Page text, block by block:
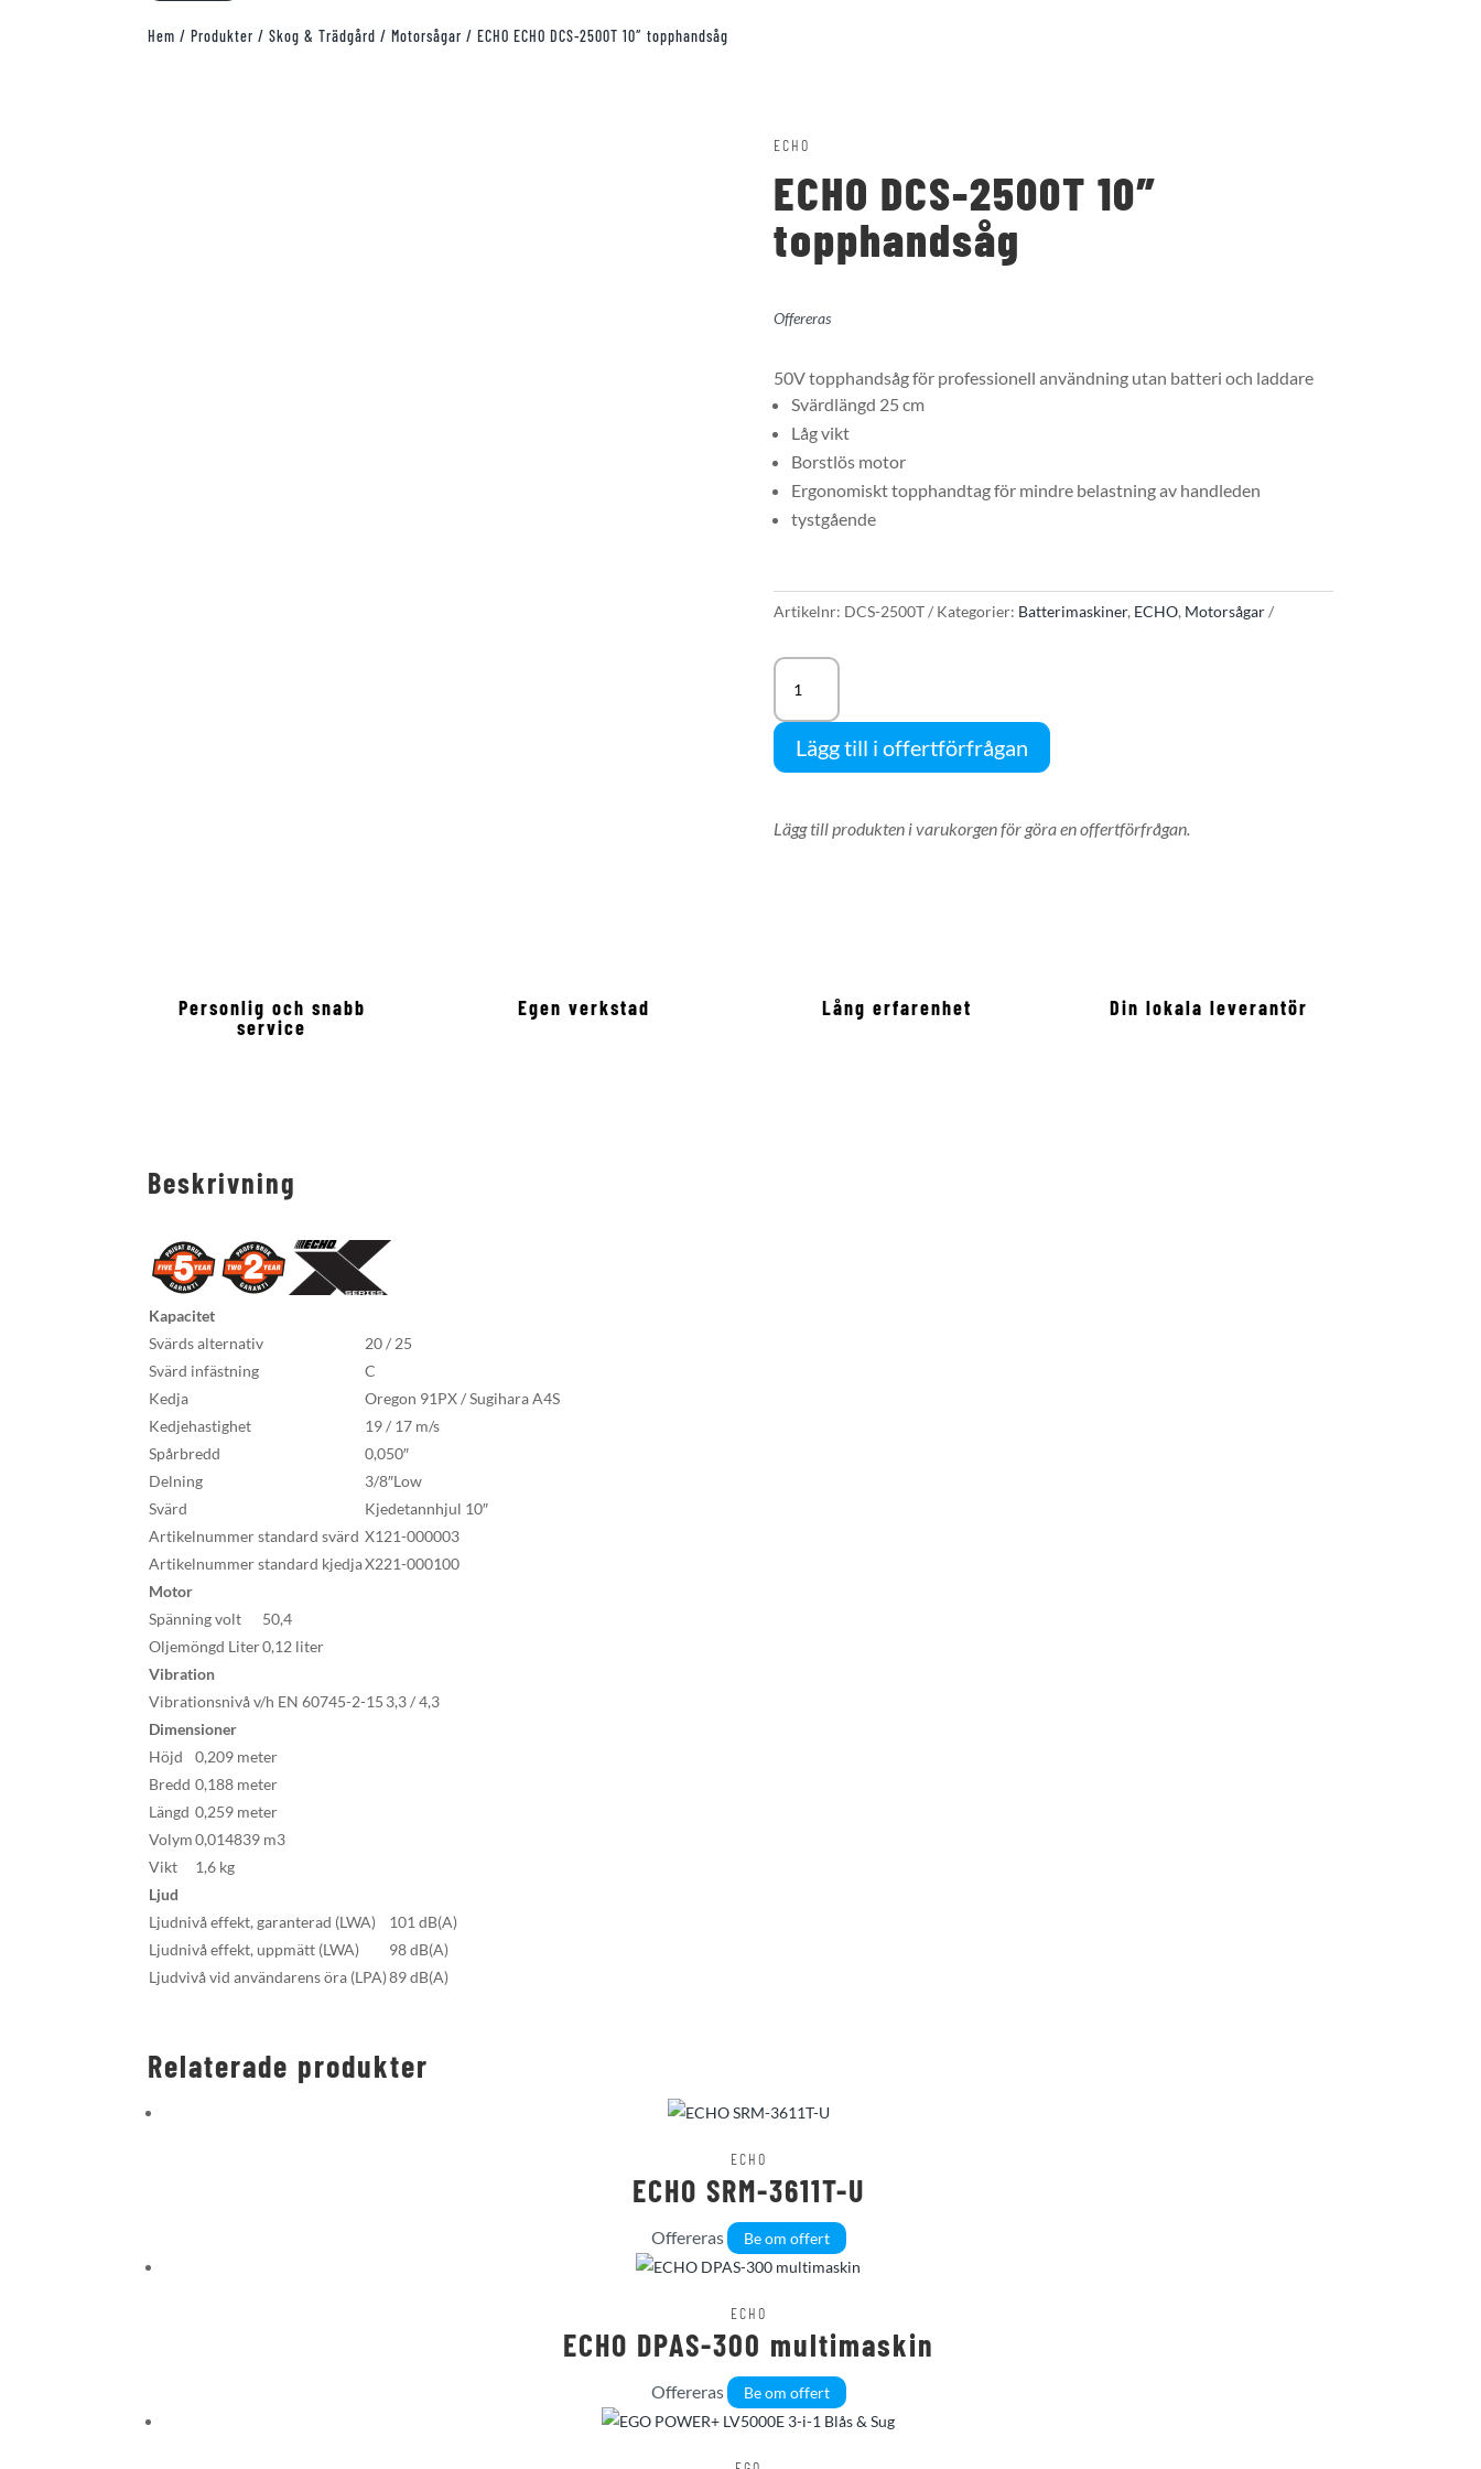
Hem /Produkter /Skog & Trädgård /Motorsågar / ECHO ECHO DCS-2500T 10″ topphandsåg
ECHO
ECHO DCS-2500T 10″
topphandsåg
Offereras
50V topphandsåg för professionell användning utan batteri och laddare
Svärdlängd 25 cm
Låg vikt
Borstlös motor
Ergonomiskt topphandtag för mindre belastning av handleden
tystgående
Artikelnr: DCS-2500T Kategorier: Batterimaskiner, ECHO, Motorsågar
ECHO
DCS-
2500T
topphandsåg
Lägg till i offertförfrågan
Lägg till produkten i varukorgen för göra en offertförfrågan.
Personlig och snabb
service
Egen verkstad Lång erfarenhet Din lokala leverantör
Beskrivning
Kapacitet
Svärds alternativ
20 / 25
Svärd infästning
C
Kedja
Oregon 91PX / Sugihara A4S
Kedjehastighet
19 / 17 m/s
Spårbredd
0,050″
Delning
3/8″Low
Svärd
Kjedetannhjul 10″
Artikelnummer standard svärd X121-000003
Artikelnummer standard kjedjaX221-000100
Motor
Spänning volt
50,4
Oljemöngd Liter0,12 liter
Vibration
Vibrationsnivå v/h EN 60745-2-15 3,3 / 4,3
Dimensioner
Höjd
0,209 meter
Bredd 0,188 meter
Längd 0,259 meter
Volym 0,014839 m3
Vikt
1,6 kg
Ljud
Ljudnivå effekt, garanterad (LWA)
101 dB(A)
Ljudnivå effekt, uppmätt (LWA)
98 dB(A)
Ljudvivå vid användarens öra (LPA)89 dB(A)
Relaterade produkter
ECHO
ECHO SRM-3611T-U
Offereras Be om offert
ECHO
ECHO DPAS-300 multimaskin
Offereras Be om offert